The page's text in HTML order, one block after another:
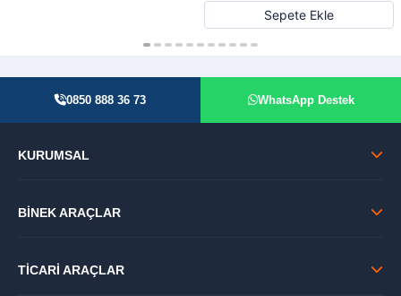
Sepete Ekle
0850 888 36 73 WhatsApp Destek
KURUMSAL
BİNEK ARAÇLAR
TİCARİ ARAÇLAR